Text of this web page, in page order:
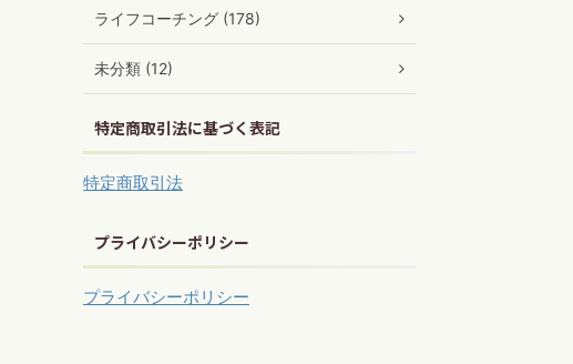
ライフコーチング (178)
未分類 (12)
特定商取引法に基づく表記
特定商取引法
プライバシーポリシー
プライバシーポリシー